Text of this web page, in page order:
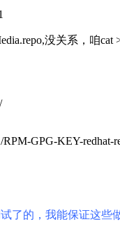
没关系，咱cat
GPG-KEY-redhat-
了的，我能保证这